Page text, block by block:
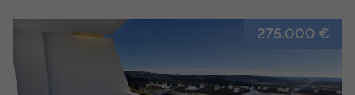
275.000 €